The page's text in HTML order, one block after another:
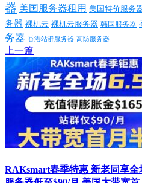
器 美国服务器租用 美国特价服务
务器 裸机云 裸机云服务器 韩国服务器
务器 香港站群服务器 高防服务器
上一篇
RAKsmart春季特惠 新老同享全